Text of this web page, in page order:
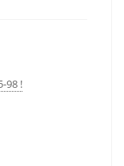
98 !